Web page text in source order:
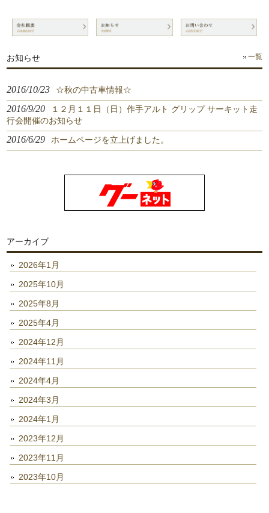
お知らせ 一覧
2016/10/23 ☆秋の中古車情報☆
2016/9/20
１２月１１日（日）作手アルト グリップ サーキット走
行会開催のお知らせ
2016/6/29 ホームページを立上げました。
アーカイブ
2026年1月
2025年10月
2025年8月
2025年4月
2024年12月
2024年11月
2024年4月
2024年3月
2024年1月
2023年12月
2023年11月
2023年10月